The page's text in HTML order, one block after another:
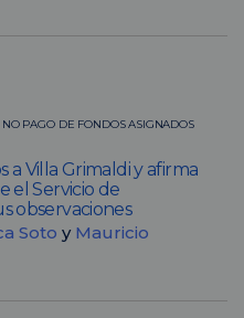
PAGO DE FONDOS ASIGNADOS
Villa Grimaldi y afirma
el Servicio de
observaciones
Soto y Mauricio